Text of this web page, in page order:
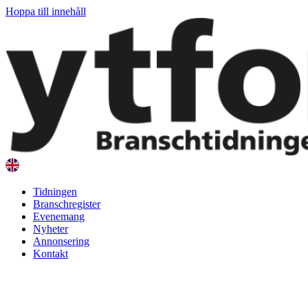
Hoppa till innehåll
Tidningen
Branschregister
Evenemang
Nyheter
Annonsering
Kontakt